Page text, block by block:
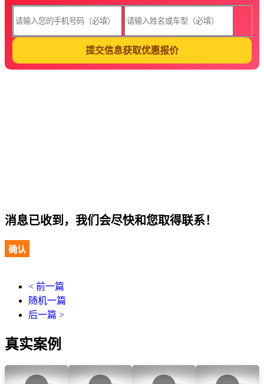
提交信息获取优惠报价
消息已收到，我们会尽快和您取得联系！
确认
< 前一篇
随机一篇
后一篇 >
真实案例